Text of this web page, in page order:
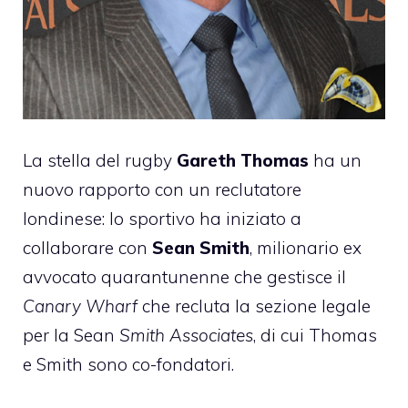
La stella del rugby Gareth Thomas ha un
nuovo rapporto con un reclutatore
londinese: lo sportivo ha iniziato a
collaborare con Sean Smith, milionario ex
avvocato quarantunenne che gestisce il
Canary Wharfche recluta la sezione legale
per la Sean Smith Associates, di cui Thomas
e Smith sono co-fondatori.